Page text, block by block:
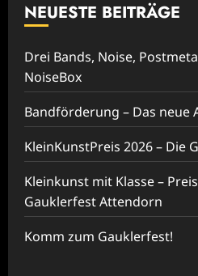
NEUESTE BEITRÄGE
Drei Bands, Noise,
NoiseBox
Bandförderung – Das neue
KleinKunstPreis 2026 – Die
Kleinkunst mit Klasse –
Gauklerfest Attendorn
Komm zum Gauklerfest!